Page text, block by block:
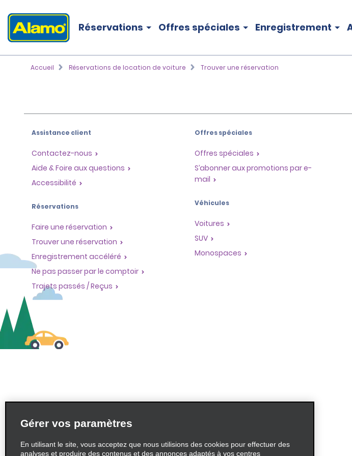
Réservations Offres spéciales Enregistrement
Accueil Réservations de location de voiture Trouver une réservation
Assistance client
Contactez-nous
Aide & Foire aux questions
Accessibilité
Réservations
Faire une réservation
Trouver une réservation
Enregistrement accéléré
Ne pas passer par le comptoir
Trajets passés / Reçus
Offres spéciales
Offres spéciales
S’abonner aux promotions par e-
mail
Véhicules
Voitures
SUV
Monospaces
Gérer vos paramètres
En utilisant le site, vous acceptez que nous utilisions des cookies pour effectuer des
analyses et produire des contenus et des annonces adaptés à vos centres